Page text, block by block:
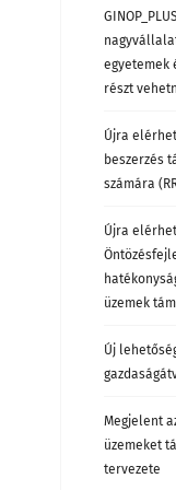
egyetemek
részt
Újra
beszerzés
számára
Újra
üzemek
Új
Megjelent
üzemeket
tervezete